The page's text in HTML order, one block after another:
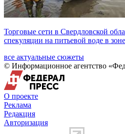
Торговые сети в Свердловской
спекуляции на питьевой воде в
все актуальные сюжеты
© Информационное агентство
О проекте
Реклама
Редакция
Авторизация